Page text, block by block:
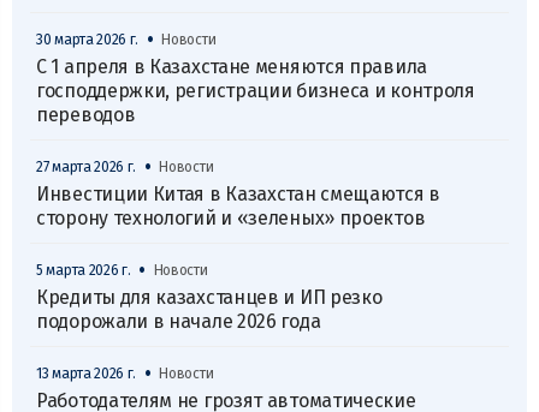
30 марта 2026 г. • Новости
С 1 апреля в Казахстане меняются правила
господдержки, регистрации бизнеса и контроля
переводов
27 марта 2026 г. • Новости
Инвестиции Китая в Казахстан смещаются в
сторону технологий и «зеленых» проектов
5 марта 2026 г. • Новости
Кредиты для казахстанцев и ИП резко
подорожали в начале 2026 года
13 марта 2026 г. • Новости
Работодателям не грозят автоматические